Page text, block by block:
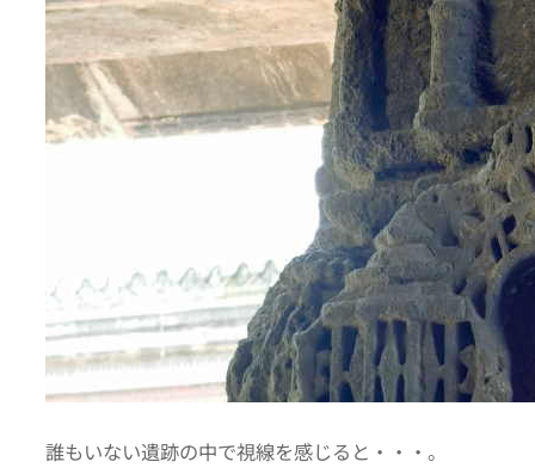
誰もいない遺跡の中で視線を感じると・・・。